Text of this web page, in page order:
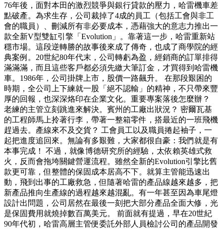
76年後，面對本田的激烈競爭與銀行貸款的壓力，哈雷機車差
點破產。為求生存，公司裁掉了4成的員工（包括工會與非工
會的職員）、刪減所有非必要成本，憑藉強大的意志力推出一
款全新V型雙缸引擎「Evolution」。靠著這一步，哈雷重新站
穩市場。這段逆轉勝的故事後來成了傳奇，也成了商學院的經
典案例。20世紀80年代末，公司轉虧為盈，經銷商的訂單排得
滿滿滿，而且這些客戶都必須先繳大筆訂金，才買得到哈雷機
車。1986年，公司掛牌上市，股價一路飆升。 在那段艱困的
時期，全公司上下練就一股「絕不認輸」的精神，不只帶來豐
厚的回報，也深深烙印在企業文化。重要專案落後怎麼辦？
老練的主管立刻跳進來解決。賓州的工廠出狀況？ 密爾瓦基
的工程師馬上拎著行李，帶著一整箱零件，搭最近的一班飛機
趕過去。產線來不及交貨？ 工會員工以及職員捲起袖子，一
起把進度追回來。無論有多艱難，大家都很自豪：我們就是有
本事完成！ 不過，就像博德研究所的經驗，太依賴英雄式救
火，反而會拖垮關鍵營運流程。雖然全新的Evolution引擎比舊
款更可靠，但整體的保固成本居高不下。就算主管能迅速出
動，飛到出事的工廠救急，但隨著哈雷的產品線越來越多，把
新產品推向生產線的過程越來越混亂。有一年甚至因為車尾燈
設計出問題，公司居然在最後一刻把大部分產品全面大修，光
是保固費用就燒掉數百萬美元。 前面就有提過，早在20世紀
90年代初，哈雷高層主管便委託外部人員檢討公司的產品開發